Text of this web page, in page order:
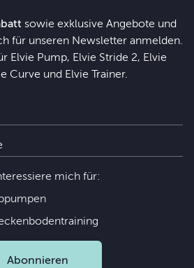
sowie exklusive Angebote und
für unseren Newsletter anmelden.
Elvie Pump, Elvie Stride 2, Elvie
Curve und Elvie Trainer.
mich für:
Abonnieren